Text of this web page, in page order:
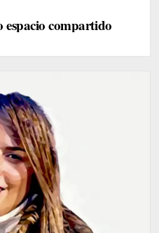
compartido